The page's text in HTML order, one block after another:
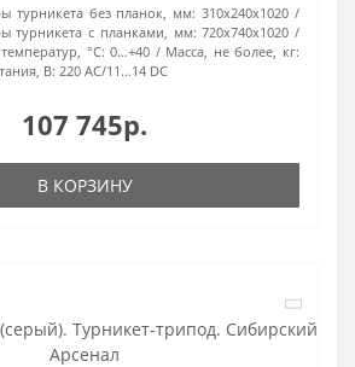
турникета без планок, мм: 310x240x1020
турникета с планками, мм: 720x740x1020
°С: 0…+40
Масса, не более, кг:
В: 220 AC/11…14 DC
107 745р.
В КОРЗИНУ